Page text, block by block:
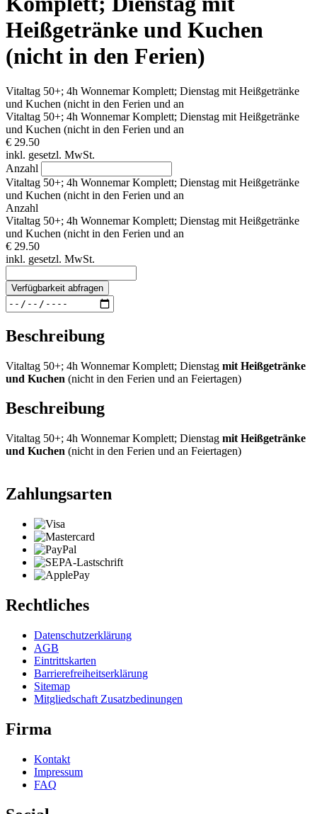
Heißgetränke und Kuchen
(nicht in den Ferien)
Vitaltag 50+; 4h Wonnemar Komplett; Dienstag mit Heißgetränke
und Kuchen (nicht in den Ferien und an
Vitaltag 50+; 4h Wonnemar Komplett; Dienstag mit Heißgetränke
und Kuchen (nicht in den Ferien und an
€ 29.50
inkl. gesetzl. MwSt.
Anzahl
Vitaltag 50+; 4h Wonnemar Komplett; Dienstag mit Heißgetränke
und Kuchen (nicht in den Ferien und an
Anzahl
Vitaltag 50+; 4h Wonnemar Komplett; Dienstag mit Heißgetränke
und Kuchen (nicht in den Ferien und an
€ 29.50
inkl. gesetzl. MwSt.
Verfügbarkeit abfragen
Beschreibung
Vitaltag 50+; 4h Wonnemar Komplett; Dienstag mit Heißgetränke
und Kuchen (nicht in den Ferien und an Feiertagen)
Beschreibung
Vitaltag 50+; 4h Wonnemar Komplett; Dienstag mit Heißgetränke
und Kuchen (nicht in den Ferien und an Feiertagen)
Zahlungsarten
Rechtliches
Datenschutzerklärung
AGB
Eintrittskarten
Barrierefreiheitserklärung
Sitemap
Mitgliedschaft Zusatzbedinungen
Firma
Kontakt
Impressum
FAQ